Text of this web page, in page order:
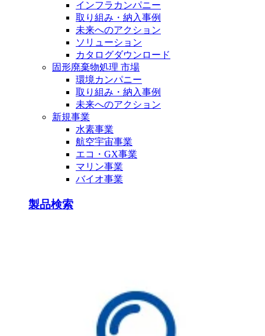
インフラカンパニー
取り組み・納入事例
未来へのアクション
ソリューション
カタログダウンロード
固形廃棄物処理 市場
環境カンパニー
取り組み・納入事例
未来へのアクション
新規事業
水素事業
航空宇宙事業
エコ・GX事業
マリン事業
バイオ事業
製品検索